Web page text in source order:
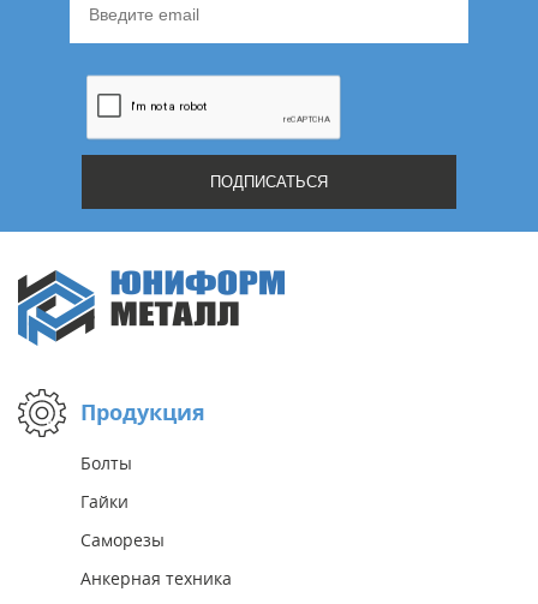
Продукция
Болты
Гайки
Саморезы
Анкерная техника